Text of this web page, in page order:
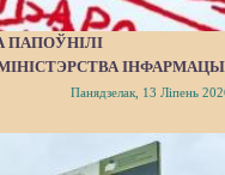
ПАПОЎНІЛІ
Панядзелак, 13 Ліпень